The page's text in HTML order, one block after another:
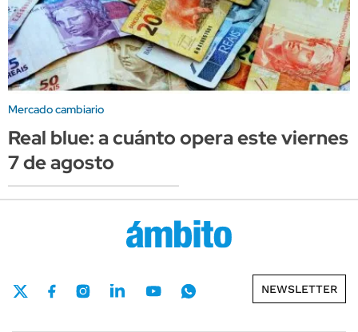
Mercado cambiario
Real blue: a cuánto opera este viernes
7 de agosto
NEWSLETTER